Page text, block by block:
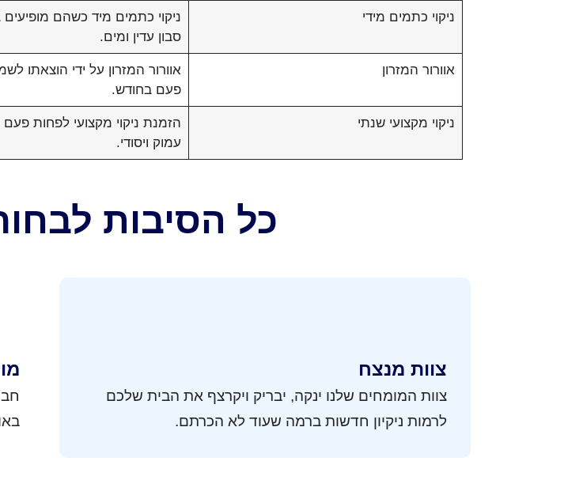
ניקוי כתמים מידי
ניקוי כתמים מיד כשהם
סבון עדין ומים.
אוורור המזרון
אוורור המזרון על ידי הוצאתו
פעם בחודש.
ניקוי מקצועי שנתי
הזמנת ניקוי מקצועי לפחות פעם
עמוק ויסודי.
כל הסיבות
צוות מנצח
צוות המומחים שלנו ינקה, יבריק ויקרצף את הבית שלכם
לרמות ניקיון חדשות ברמה שעוד לא הכרתם.